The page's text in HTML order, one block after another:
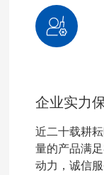
企业实力
近二十载耕
量的产品满
动力，诚信服